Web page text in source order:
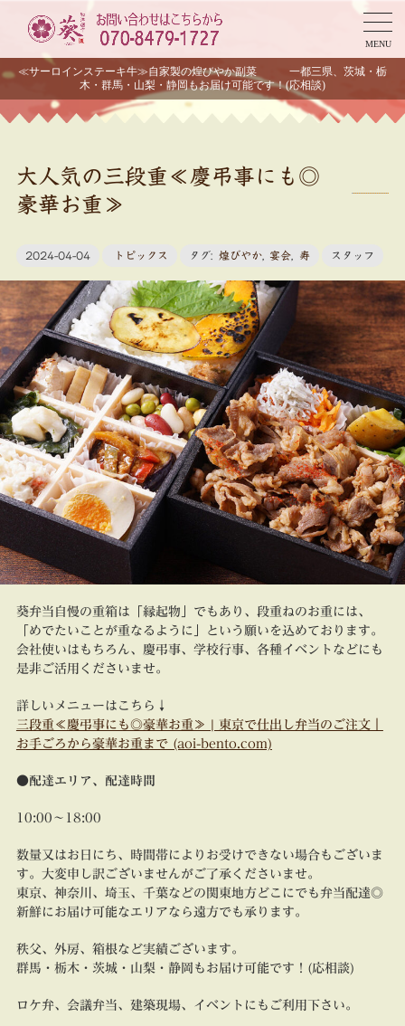
MENU
≪サーロインステーキ牛≫自家製の煌びやか副菜 一都三県、茨城・栃
木・群馬・山梨・静岡もお届け可能です！(応相談)
大人気の三段重≪慶弔事にも◎
豪華お重≫
2024-04-04 トピックス タグ: 煌びやか, 宴会 寿 スタッフ
葵弁当自慢の重箱は「縁起物」でもあり、段重ねのお重には、
「めでたいことが重なるように」という願いを込めております。
会社使いはもちろん、慶弔事、学校行事、各種イベントなどにも
是非ご活用くださいませ。
詳しいメニューはこちら↓
三段重≪慶弔事にも◎豪華お重≫ | 東京で仕出し弁当のご注文｜
お手ごろから豪華お重まで (aoi-bento.com)
●配達エリア、配達時間
10:00～18:00
数量又はお日にち、時間帯によりお受けできない場合もございま
す。大変申し訳ございませんがご了承くださいませ。
東京、神奈川、埼玉、千葉などの関東地方どこにでも弁当配達◎
新鮮にお届け可能なエリアなら遠方でも承ります。
秩父、外房、箱根など実績ございます。
群馬・栃木・茨城・山梨・静岡もお届け可能です！(応相談)
ロケ弁、会議弁当、建築現場、イベントにもご利用下さい。